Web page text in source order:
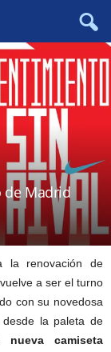
de Madrid
la renovación de
a ser el turno
con su novedosa
desde la paleta de
nueva camiseta